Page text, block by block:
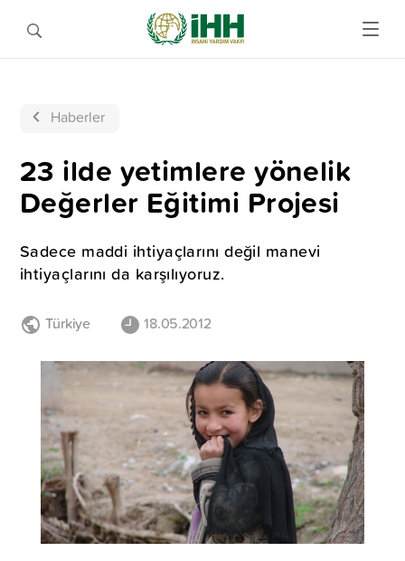
Haberler
23 ilde yetimlere yönelik
Değerler Eğitimi Projesi
Sadece maddi ihtiyaçlarını değil manevi
ihtiyaçlarını da karşılıyoruz.
Türkiye 18.05.2012